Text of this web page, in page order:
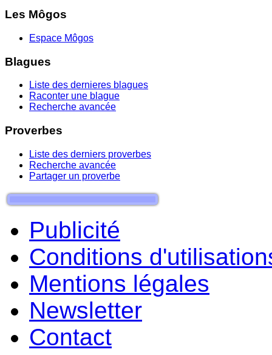
Les Môgos
Espace Môgos
Blagues
Liste des dernieres blagues
Raconter une blague
Recherche avancée
Proverbes
Liste des derniers proverbes
Recherche avancée
Partager un proverbe
Publicité
Conditions
Mentions légales
Newsletter
Contact